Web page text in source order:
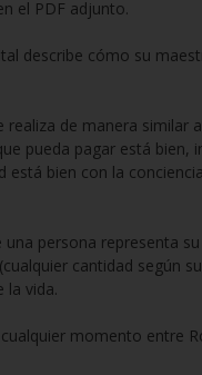
el PDF adjunto.
describe cómo su
realiza de manera
pueda pagar está
está bien con la
persona representa su
cantidad según
la vida.
momento entre